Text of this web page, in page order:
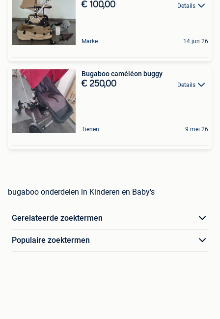
€ 100,00 Details
Marke 14 jun 26
Bugaboo caméléon buggy
€ 250,00 Details
Tienen 9 mei 26
bugaboo onderdelen in Kinderen en Baby's
Gerelateerde zoektermen
Populaire zoektermen